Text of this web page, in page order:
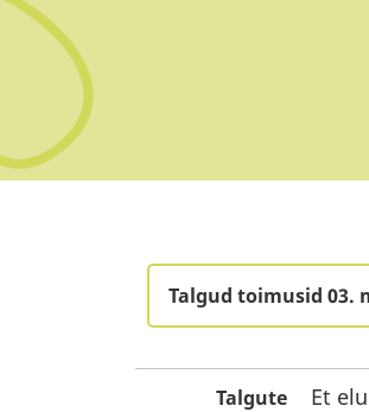
Talgud toimusid 03.
Talgute
Et